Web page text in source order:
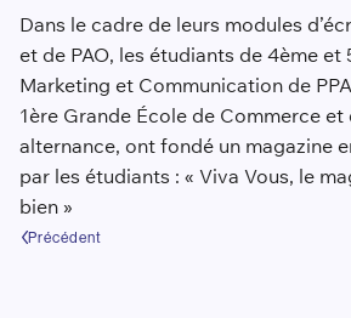
Dans le cadre de leurs modules
et de PAO, les étudiants de 4ème et
Marketing et Communication de
1ère Grande École de Commerce
alternance, ont fondé un magazine
par les étudiants : « Viva Vous, le
bien »
Précédent